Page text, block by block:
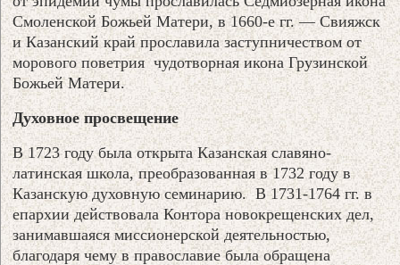
Смоленской Божьей Матери, в 1660-е гг. — Свияжск
и Казанский край прославила заступничеством от
морового поветрия чудотворная икона Грузинской
Божьей Матери.
Духовное просвещение
В 1723 году была открыта Казанская славяно-
латинская школа, преобразованная в 1732 году в
Казанскую духовную семинарию. В 1731-1764 гг. в
епархии действовала Контора новокрещенских дел,
занимавшаяся миссионерской деятельностью,
благодаря чему в православие была обращена